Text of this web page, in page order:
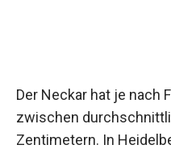
Der Neckar hat je nach
zwischen
Zentimetern. In